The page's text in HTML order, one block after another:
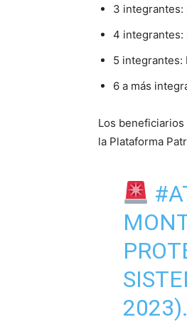
3 integrantes:
4 integrantes:
5 integrantes:
6 a más
Los
la Plataforma
2023).